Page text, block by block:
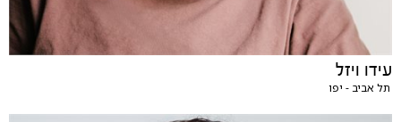
עידו ויזל
תל אביב - יפו